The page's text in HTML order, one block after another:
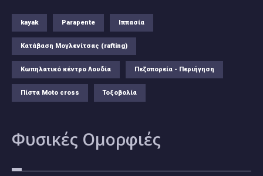
kayak Parapente Ιππασία
Κατάβαση Μογλενίτσας (rafting)
Κωπηλατικό κέντρο Λουδία Πεζοπορεία - Περιήγηση
Πίστα Moto cross Τοξοβολία
Φυσικές Ομορφιές